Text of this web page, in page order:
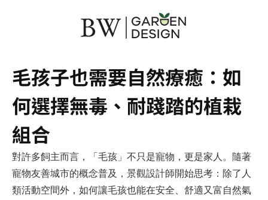
毛孩子也需要自然療癒：如
何選擇無毒、耐踐踏的植栽
組合
對許多飼主而言，「毛孩」不只是寵物，更是家人。隨著
寵物友善城市的概念普及，景觀設計師開始思考：除了人
類活動空間外，如何讓毛孩也能在安全、舒適又富自然氣